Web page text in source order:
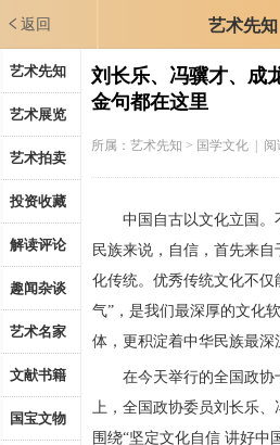
返回 艺术先知
艺术先知
艺术展览
艺术拍卖
投资收藏
解读评论
趣闻杂谈
艺术名家
文献书籍
国宝文物
刘长乐、冯骥才、成
金句都在这里
所属：艺术先知 > 国学文化 | 阅
中国自古以文化立国。
民族来说，自信，首先来
化传统。优秀传统文化不
气”，是我们最深厚的文化
体，更积淀着中华民族最深
在今天举行的全国政协
上，全国政协委员刘长乐
围绕“坚定文化自信 讲好中